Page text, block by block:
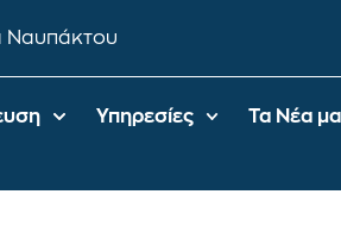
Ναυπάκτου
Υπηρεσίες Τα Νέα